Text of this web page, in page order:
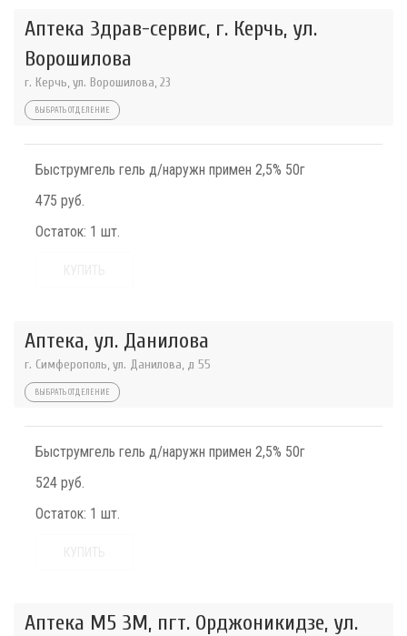
Аптека Здрав-сервис, г. Керчь, ул.
Ворошилова
г. Керчь, ул. Ворошилова, 23
ВЫБРАТЬ ОТДЕЛЕНИЕ
Быструмгель гель д/наружн примен 2,5% 50г
475 руб.
Остаток: 1 шт.
Аптека, ул. Данилова
г. Симферополь, ул. Данилова, д 55
ВЫБРАТЬ ОТДЕЛЕНИЕ
Быструмгель гель д/наружн примен 2,5% 50г
524 руб.
Остаток: 1 шт.
Аптека М5 3М, пгт. Орджоникидзе, ул.